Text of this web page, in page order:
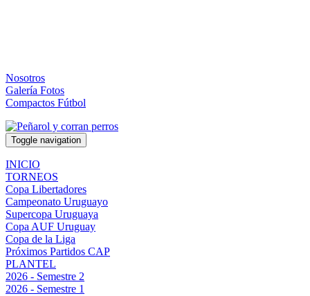
Nosotros
Galería Fotos
Compactos Fútbol
Toggle navigation
INICIO
TORNEOS
Copa Libertadores
Campeonato Uruguayo
Supercopa Uruguaya
Copa AUF Uruguay
Copa de la Liga
Próximos Partidos CAP
PLANTEL
2026 - Semestre 2
2026 - Semestre 1